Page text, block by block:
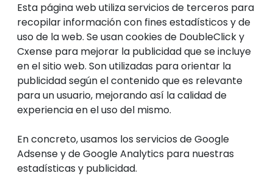
Esta página web utiliza servicios de terceros para
recopilar información con fines estadísticos y de
uso de la web. Se usan cookies de DoubleClick y
Cxense para mejorar la publicidad que se incluye
en el sitio web. Son utilizadas para orientar la
publicidad según el contenido que es relevante
para un usuario, mejorando así la calidad de
experiencia en el uso del mismo.
En concreto, usamos los servicios de Google
Adsense y de Google Analytics para nuestras
estadísticas y publicidad.